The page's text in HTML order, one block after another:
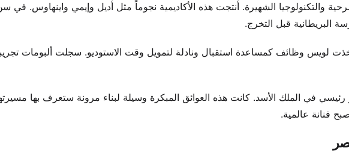
والتكنولوجيا الشهيرة. أنتجت هذه الأكاديمية نجوماً مثل أديل وإيمي واينهاوس. في
البريطانية قبل التخرج.
لويس وظائف كمساعدة استقبال ونادلة لتمويل وقت الاستوديو. سجلت ألبومات
في الملك الأسد. كانت هذه العوائق المبكرة وسيلة لبناء مرونة ستعرف بها
فنانة عالمية.